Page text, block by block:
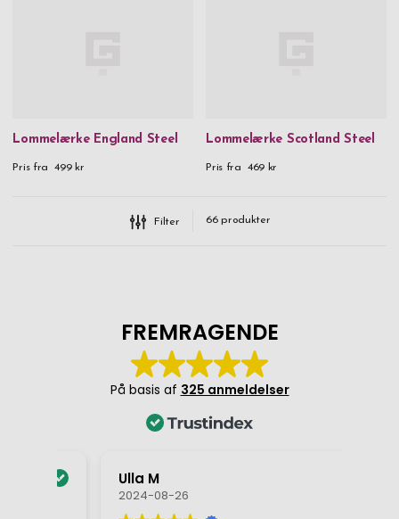
Lommelærke England Steel
Pris fra 499 kr
Lommelærke Scotland Steel
Pris fra 469 kr
Filter 66produkter